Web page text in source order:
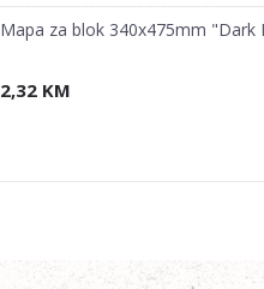
Mapa za blok 340x475mm "Dark
2,32 KM